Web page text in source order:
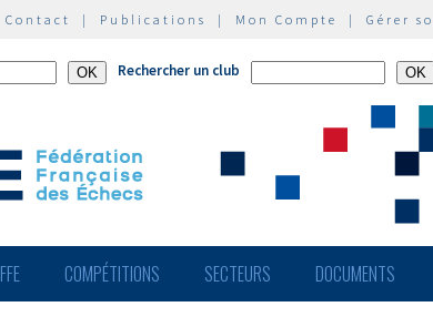
Contact | Publications | Mon Compte | Gérer
Rechercher un club
FFE COMPÉTITIONS SECTEURS DOCUMENTS